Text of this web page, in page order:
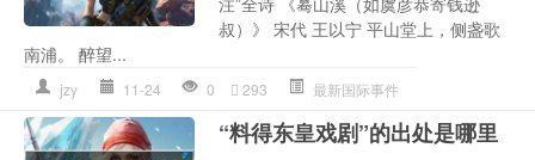
叔）》 宋代 王以宁 平山堂上，侧盏歌
南浦。 醉望...
jzy 11-24 0 293 最新国际事件
“料得东皇戏剧”的出处是哪里